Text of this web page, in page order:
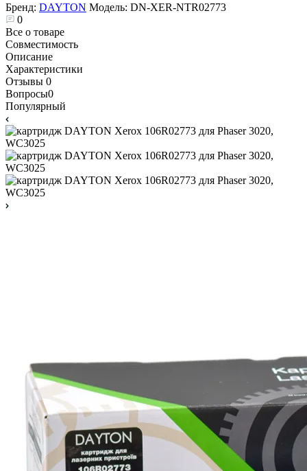
Бренд: DAYTON Модель: DN-XER-NTR02773
0
Все о товаре
Совместимость
Описание
Характеристики
Отзывы 0
Вопросы0
Популярный